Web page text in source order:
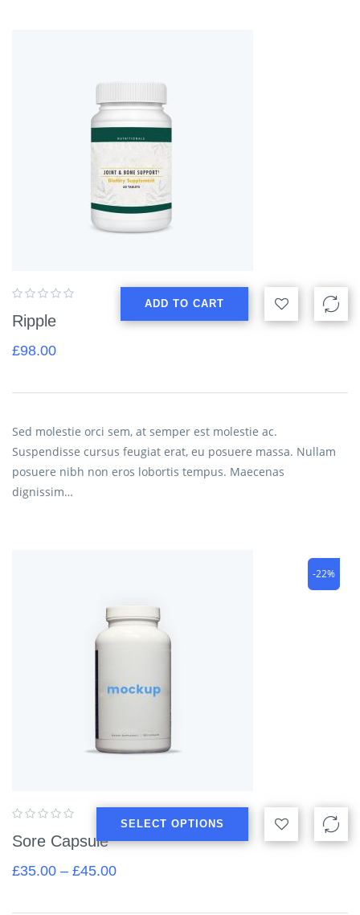
Ripple
£98.00
ADD TO CART
Sed molestie orci sem, at semper est molestie ac.
Suspendisse cursus feugiat erat, eu posuere massa. Nullam
posuere nibh non eros lobortis tempus. Maecenas
dignissim…
-22%
Sore Capsule
£35.00 – £45.00
SELECT OPTIONS